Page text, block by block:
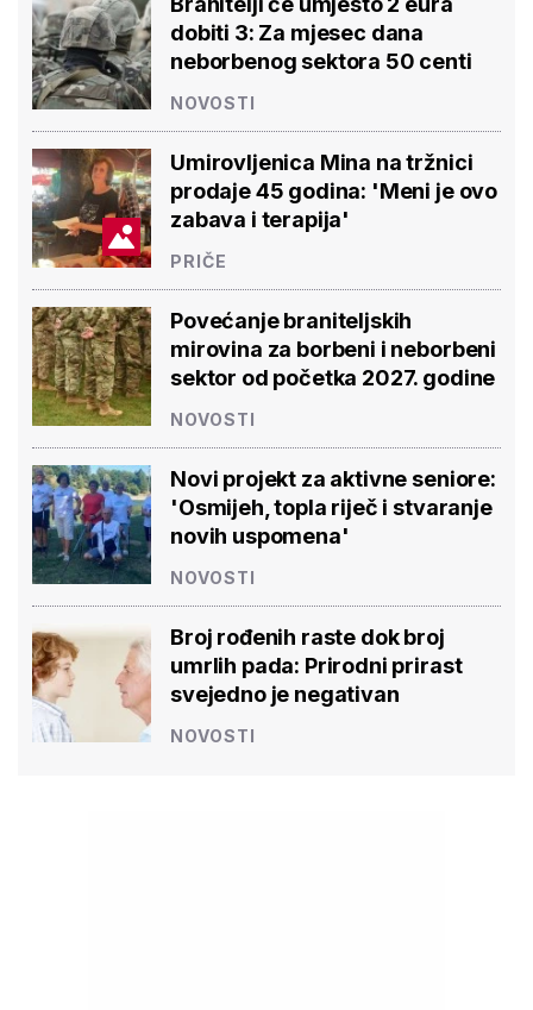
dobiti 3: Za mjesec dana
neborbenog sektora 50 centi
NOVOSTI
Umirovljenica Mina na tržnici
prodaje 45 godina: 'Meni je ovo
zabava i terapija'
PRIČE
Povećanje braniteljskih
mirovina za borbeni i neborbeni
sektor od početka 2027. godine
NOVOSTI
Novi projekt za aktivne seniore:
'Osmijeh, topla riječ i stvaranje
novih uspomena'
NOVOSTI
Broj rođenih raste dok broj
umrlih pada: Prirodni prirast
svejedno je negativan
NOVOSTI